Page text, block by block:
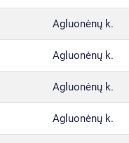
Agluonėnų k.
Agluonėnų k.
Agluonėnų k.
Agluonėnų k.